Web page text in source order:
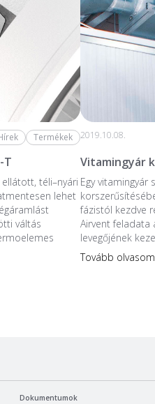
Termékek
T
téli–nyári
lehet
váltás
2019.10.08.
Vitamingyár
Egy
fázistól kezdve
Airvent feladata
levegőjének
Tovább
Dokumentumok